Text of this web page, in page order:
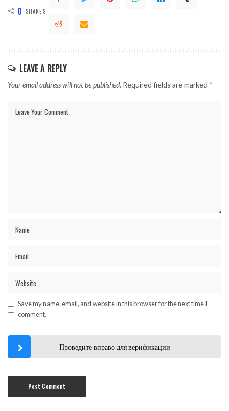
0 SHARES
LEAVE A REPLY
Your email address will not be published. Required fields are marked *
Save my name, email, and website in this browser for the next time I
comment.
Проведите вправо для верификации